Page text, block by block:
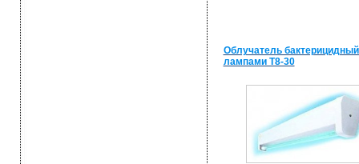
Облучатель
лампами Т8-30